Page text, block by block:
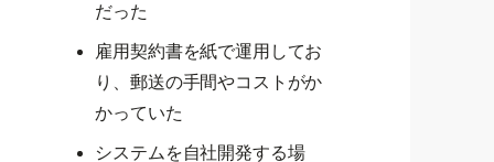
だった
雇用契約書を紙で運用してお
り、郵送の手間やコストがか
かっていた
システムを自社開発する場